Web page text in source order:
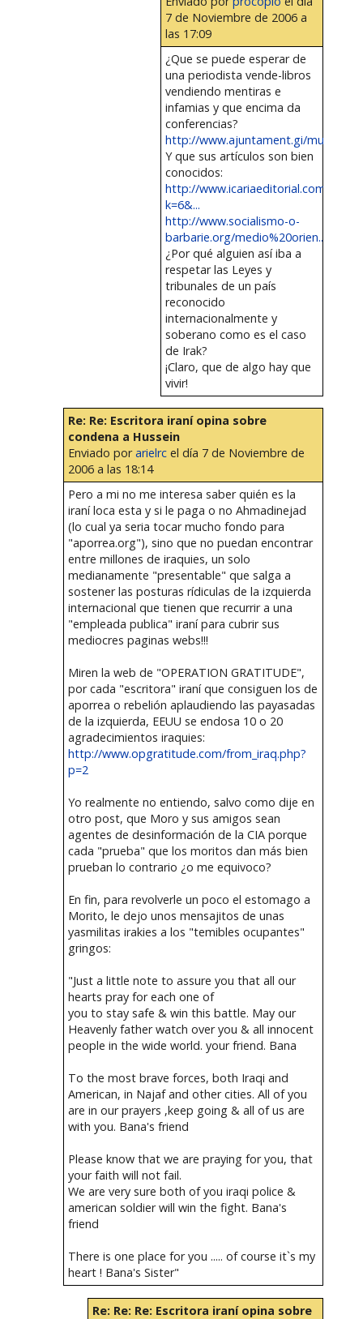
7 de Noviembre de 2006 a
las 17:09
¿Que se puede esperar de
una periodista vende-libros
vendiendo mentiras e
infamias y que encima da
conferencias?
http://www.ajuntament.gi/
Y que sus artículos son bien
conocidos:
http://www.icariaeditorial.com/
k=6&...
http://www.socialismo-o-
barbarie.org/medio%20orien...
¿Por qué alguien así iba a
respetar las Leyes y
tribunales de un país
reconocido
internacionalmente y
soberano como es el caso
de Irak?
¡Claro, que de algo hay que
vivir!
Re: Re: Escritora iraní opina sobre
condena a Hussein
Enviado porarielrcel día 7 de Noviembre de
2006 a las 18:14
Pero a mi no me interesa saber quién es la
iraní loca esta y si le paga o no Ahmadinejad
(lo cual ya seria tocar mucho fondo para
"aporrea.org"), sino que no puedan encontrar
entre millones de iraquies, un solo
medianamente "presentable" que salga a
sostener las posturas rídiculas de la izquierda
internacional que tienen que recurrir a una
"empleada publica" iraní para cubrir sus
mediocres paginas webs!!!
Miren la web de "OPERATION GRATITUDE",
por cada "escritora" iraní que consiguen los de
aporrea o rebelión aplaudiendo las payasadas
de la izquierda, EEUU se endosa 10 o 20
agradecimientos iraquies:
http://www.opgratitude.com/from_iraq.php?
p=2
Yo realmente no entiendo, salvo como dije en
otro post, que Moro y sus amigos sean
agentes de desinformación de la CIA porque
cada "prueba" que los moritos dan más bien
prueban lo contrario ¿o me equivoco?
En fin, para revolverle un poco el estomago a
Morito, le dejo unos mensajitos de unas
yasmilitas irakies a los "temibles ocupantes"
gringos:
"Just a little note to assure you that all our
hearts pray for each one of
you to stay safe & win this battle. May our
Heavenly father watch over you & all innocent
people in the wide world. your friend. Bana
To the most brave forces, both Iraqi and
American, in Najaf and other cities. All of you
are in our prayers ,keep going & all of us are
with you. Bana's friend
Please know that we are praying for you, that
your faith will not fail.
We are very sure both of you iraqi police &
american soldier will win the fight. Bana's
friend
There is one place for you ..... of course it`s my
heart ! Bana's Sister"
Re: Re: Re: Escritora iraní opina sobre